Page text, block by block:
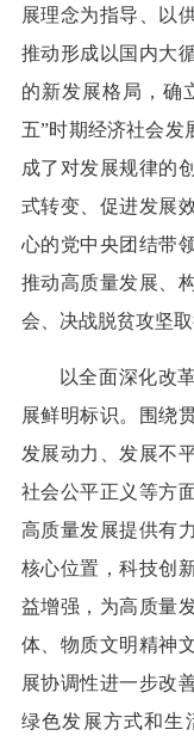
展理念为指导、以
推动形成以国内大
的新发展格局，确
五”时期经济社会发
成了对发展规律的
式转变、促进发展
心的党中央团结带
推动高质量发展、
会、决战脱贫攻坚取
以全面深化改
展鲜明标识。围绕
发展动力、发展不
社会公平正义等方
高质量发展提供有
核心位置，科技创
益增强，为高质量
体、物质文明精神
展协调性进一步改
绿色发展方式和生